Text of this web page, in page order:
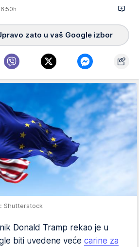
zato u vaš Google izbor
Shutterstock
Donald Tramp rekao je u
biti uvedene veće carine za